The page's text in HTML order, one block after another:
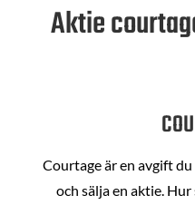
Aktie
Courtage är en avgift
och sälja en aktie.